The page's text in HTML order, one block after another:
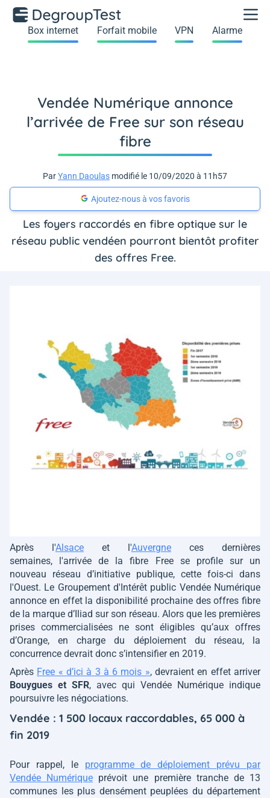
Box internet Forfait mobile VPN Alarme
Vendée Numérique annonce
l’arrivée de Free sur son réseau
fibre
ParYann Daoulas modifié le 10/09/2020 à 11h57
Ajoutez-nous à vos favoris
Les foyers raccordés en fibre optique sur le
réseau public vendéen pourront bientôt profiter
des offres Free.
Après l'Alsace et l'Auvergne ces dernières
semaines, l'arrivée de la fibre Free se profile sur un
nouveau réseau d’initiative publique, cette fois-ci dans
l'Ouest. Le Groupement d'Intérêt public Vendée Numérique
annonce en effet la disponibilité prochaine des offres fibre
de la marque d’Iliad sur son réseau. Alors que les premières
prises commercialisées ne sont éligibles qu’aux offres
d’Orange, en charge du déploiement du réseau, la
concurrence devrait donc s’intensifier en 2019.
Après Free « d’ici à 3 à 6 mois », devraient en effet arriver
Bouygues et SFR, avec qui Vendée Numérique indique
poursuivre les négociations.
Vendée : 1 500 locaux raccordables, 65 000 à
fin 2019
Pour rappel, le programme de déploiement prévu par
Vendée Numérique prévoit une première tranche de 13
communes les plus densément peuplées du département